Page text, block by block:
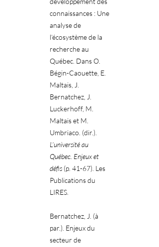
connaissances : Une
analyse de
l’écosystème de la
recherche au
Québec. Dans O.
Bégin-Caouette, E.
Maltais, J.
Bernatchez, J.
Luckerhoff, M.
Maltais et M.
Umbriaco. (dir.).
L’université au
Québec. Enjeux et
défis (p. 41-67). Les
Publications du
LIRES.
Bernatchez, J. (à
par.). Enjeux du
secteur de